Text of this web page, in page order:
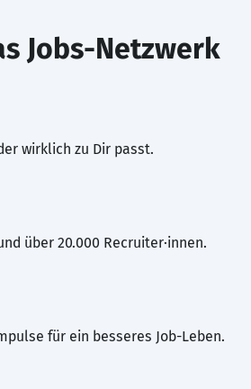
Jobs-Netzwerk
wirklich zu Dir passt.
über 20.000 Recruiter·innen.
für ein besseres Job-Leben.